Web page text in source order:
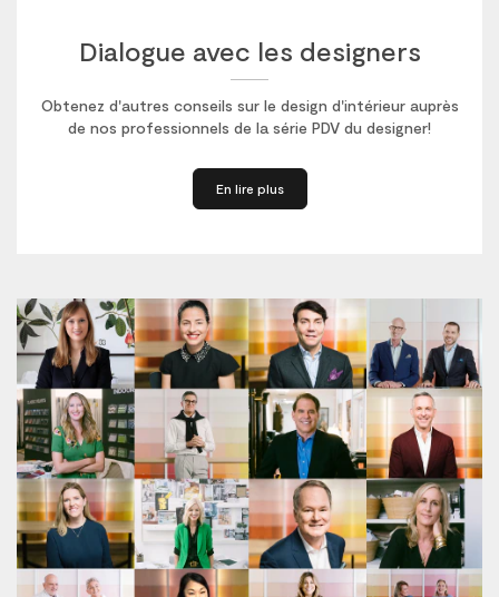
Dialogue avec les designers
Obtenez d'autres conseils sur le design d'intérieur auprès
de nos professionnels de la série PDV du designer!
En lire plus